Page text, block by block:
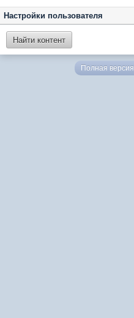
Настройки пользователя
Найти контент
Полная версия